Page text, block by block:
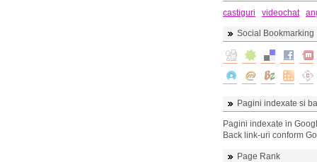
castiguri
videochat
Social Bookmarking
Pagini indexate si
Pagini indexate in
Back link-uri conform
Page Rank